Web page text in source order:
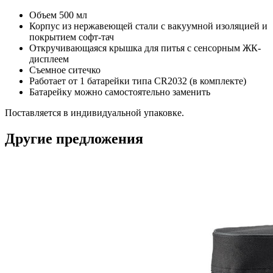
Объем 500 мл
Корпус из нержавеющей стали с вакуумной изоляцией и
покрытием софт-тач
Откручивающаяся крышка для питья с сенсорным ЖК-
дисплеем
Съемное ситечко
Работает от 1 батарейки типа CR2032 (в комплекте)
Батарейку можно самостоятельно заменить
Поставляется в индивидуальной упаковке.
Другие предложения